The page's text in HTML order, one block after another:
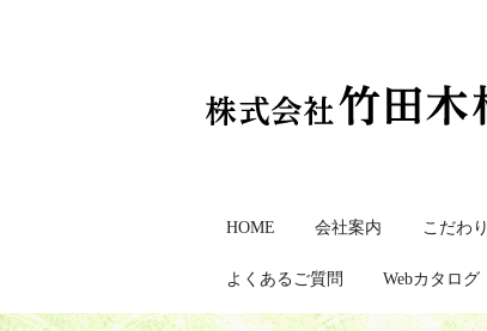
HOME 会社案内 こだわり
よくあるご質問 Webカタログ